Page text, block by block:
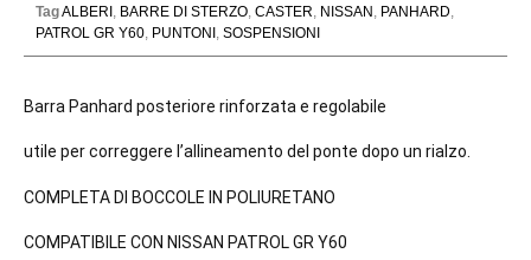
TagALBERI , BARRE DI STERZO, CASTER, NISSAN , PANHARD,
PATROL GR Y60, PUNTONI , SOSPENSIONI
Barra Panhard posteriore rinforzata e regolabile
utile per correggere l’allineamento del ponte dopo un rialzo.
COMPLETA DI BOCCOLE IN POLIURETANO
COMPATIBILE CON NISSAN PATROL GR Y60